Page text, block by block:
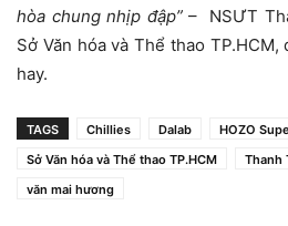
hòa chung nhịp đập”– NSƯT
Sở Văn hóa và Thể thao
hay.
TAGS Chillies Dalab HOZO
Sở Văn hóa và Thể thao TP.HCM
Thanh
văn mai hương